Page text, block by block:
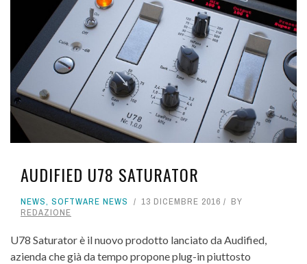
AUDIFIED U78 SATURATOR
NEWS, SOFTWARE NEWS 13 DICEMBRE 2016
BY
REDAZIONE
U78 Saturator è il nuovo prodotto lanciato da Audified,
azienda che già da tempo propone plug-in piuttosto